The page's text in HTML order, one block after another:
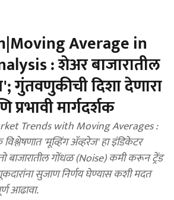
Average in
: शेअर बाजारातील
गुंतवणुकीची दिशा देणारा
मार्गदर्शक
Trends with Moving Averages :
विश्लेषणात 'मूव्हिंग ॲव्हरेज' हा इंडिकेटर
बाजारातील गोंधळ (Noise) कमी करून ट्रेंड
सुजाण निर्णय घेण्यास कशी मदत
आढावा.